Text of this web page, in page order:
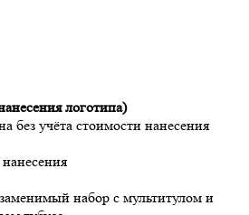
логотипа)
без учёта стоимости нанесения
набор с мультитулом и